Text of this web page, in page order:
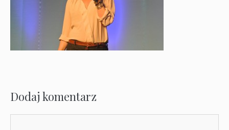
Dodaj komentarz